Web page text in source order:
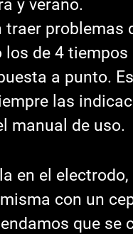
y verano.
problemas
de 4
a punto.
las
manual de uso.
en el electrodo,
con un
que se